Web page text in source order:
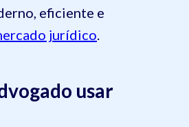
eficiente e
jurídico.
usar